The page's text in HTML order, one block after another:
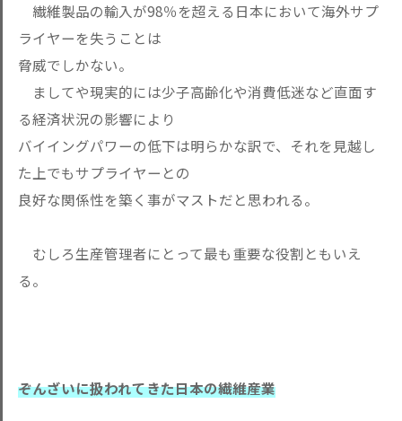
繊維製品の輸入が98％を超える日本において海外サプ
ライヤーを失うことは
脅威でしかない。
ましてや現実的には少子高齢化や消費低迷など直面す
る経済状況の影響により
バイイングパワーの低下は明らかな訳で、それを見越し
た上でもサプライヤーとの
良好な関係性を築く事がマストだと思われる。
むしろ生産管理者にとって最も重要な役割ともいえ
る。
ぞんざいに扱われてきた日本の繊維産業